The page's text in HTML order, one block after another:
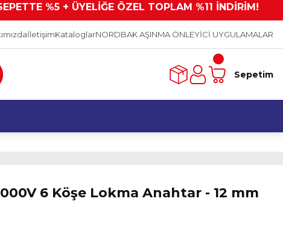
%5 + ÜYELİĞE ÖZEL TOPLAM %11 İNDİRİM!
İletişimKataloglarNORDBAK AŞINMA ÖNLEYİCİ UYGULAMALAR
Sepetim
6 Köşe Lokma Anahtar - 12 mm